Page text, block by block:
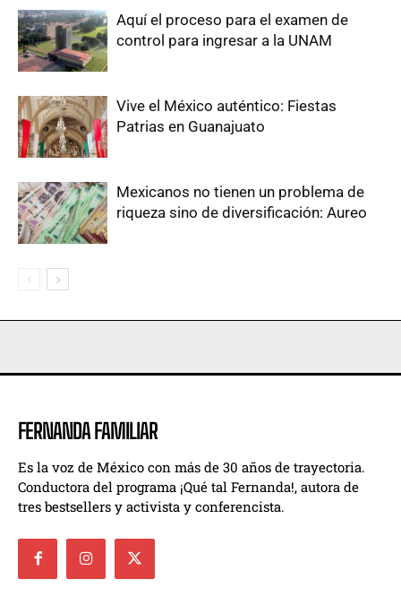
Aquí el proceso para el examen de
control para ingresar a la UNAM
Vive el México auténtico: Fiestas
Patrias en Guanajuato
Mexicanos no tienen un problema de
riqueza sino de diversificación: Aureo
FERNANDA FAMILIAR
Es la voz de México con más de 30 años de trayectoria.
Conductora del programa ¡Qué tal Fernanda!, autora de
tres bestsellers y activista y conferencista.